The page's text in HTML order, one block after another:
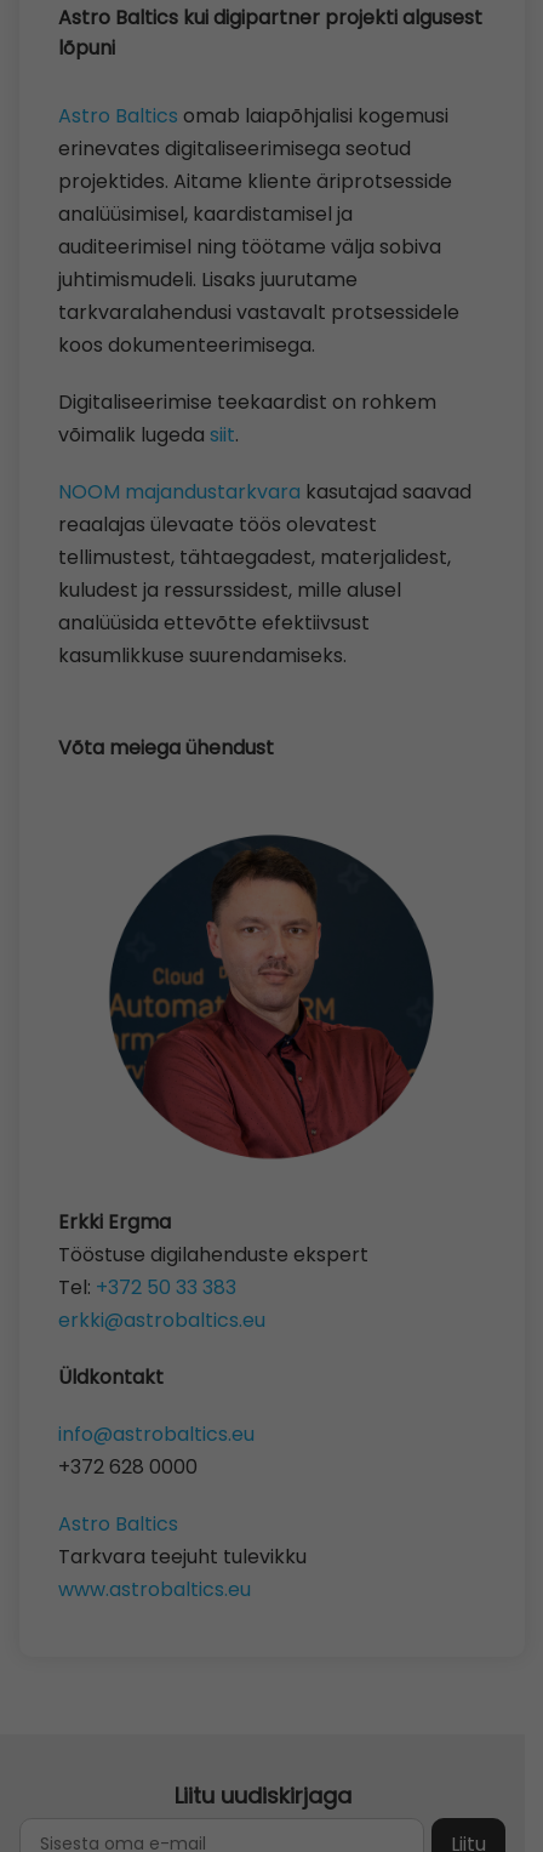
Astro Baltics kui digipartner projekti algusest
lõpuni
Astro Baltics omab laiapõhjalisi kogemusi
erinevates digitaliseerimisega seotud
projektides. Aitame kliente äriprotsesside
analüüsimisel, kaardistamisel ja
auditeerimisel ning töötame välja sobiva
juhtimismudeli. Lisaks juurutame
tarkvaralahendusi vastavalt protsessidele
koos dokumenteerimisega.
Digitaliseerimise teekaardist on rohkem
võimalik lugeda siit.
NOOM majandustarkvara kasutajad saavad
reaalajas ülevaate töös olevatest
tellimustest, tähtaegadest, materjalidest,
kuludest ja ressurssidest, mille alusel
analüüsida ettevõtte efektiivsust
kasumlikkuse suurendamiseks.
Võta meiega ühendust
Erkki Ergma
Tööstuse digilahenduste ekspert
Tel: +372 50 33 383
erkki@astrobaltics.eu
Üldkontakt
info@astrobaltics.eu
+372 628 0000
Astro Baltics
Tarkvara teejuht tulevikku
www.astrobaltics.eu
Liitu uudiskirjaga